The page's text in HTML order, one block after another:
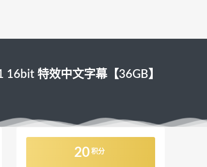
特效中文字幕【36GB】
20 积分